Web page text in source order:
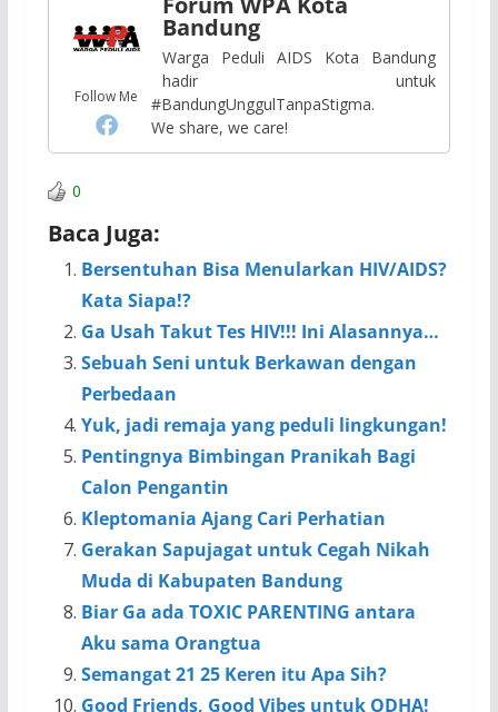
Follow Me
Bandung
Warga Peduli AIDS Kota Bandung
hadir untuk
#BandungUnggulTanpaStigma.
We share, we care!
0
Baca Juga:
Bersentuhan Bisa Menularkan HIV/AIDS?
Kata Siapa!?
Ga Usah Takut Tes HIV!!! Ini Alasannya…
Sebuah Seni untuk Berkawan dengan
Perbedaan
Yuk, jadi remaja yang peduli lingkungan!
Pentingnya Bimbingan Pranikah Bagi
Calon Pengantin
Kleptomania Ajang Cari Perhatian
Gerakan Sapujagat untuk Cegah Nikah
Muda di Kabupaten Bandung
Biar Ga ada TOXIC PARENTING antara
Aku sama Orangtua
Semangat 21 25 Keren itu Apa Sih?
Good Friends, Good Vibes untuk ODHA!